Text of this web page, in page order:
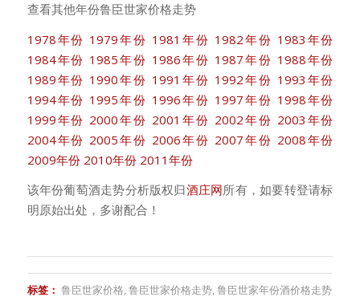
查看其他年份鲁臣世家价格走势
1978年份 1979年份 1981年份 1982年份 1983年份
1984年份 1985年份 1986年份 1987年份 1988年份
1989年份 1990年份 1991年份 1992年份 1993年份
1994年份 1995年份 1996年份 1997年份 1998年份
1999年份 2000年份 2001年份 2002年份 2003年份
2004年份 2005年份 2006年份 2007年份 2008年份
2009年份 2010年份 2011年份
该年份葡萄酒走势分析版权归酒庄网所有，如要转登请标
明原始出处，多谢配合！
标签： 鲁臣世家价格,鲁臣世家价格走势,鲁臣世家年份酒价格走势